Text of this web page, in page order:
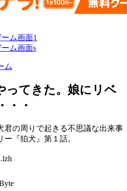
ム
ってきた。娘にリベ
・・
の周りで起きる不思議な出来事
『狛犬』第１話。